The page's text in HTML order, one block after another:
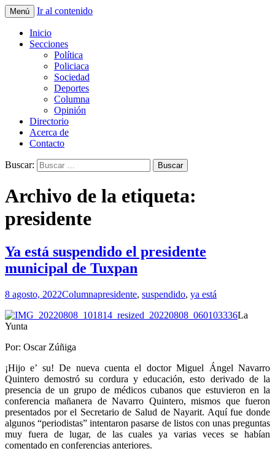
La Yunta de Tepic
Menú Ir al contenido
Inicio
Secciones
Política
Policiaca
Sociedad
Deportes
Columna
Opinión
Directorio
Acerca de
Contacto
Buscar:
Archivo de la etiqueta:
presidente
Ya está suspendido el presidente
municipal de Tuxpan
8 agosto, 2022Columnapresidente, suspendido, ya está
La
Yunta
Por: Oscar Zúñiga
¡Hijo e’ su! De nueva cuenta el doctor Miguel Ángel Navarro
Quintero demostró su cordura y educación, esto derivado de la
presencia de un grupo de médicos cubanos que estuvieron en la
conferencia mañanera de Navarro Quintero, mismos que fueron
presentados por el Secretario de Salud de Nayarit. Aquí fue donde
algunos “periodistas” intentaron pasarse de listos con unas preguntas
muy fuera de lugar, de las cuales ya varias veces se habían
comentado en conferencias anteriores.